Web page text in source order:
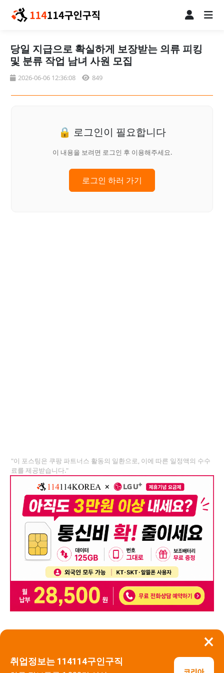
×
취업정보는 114114구인구직
당일 지급으로 확실하게 보장받는 의류 피킹
및 분류 작업 남녀 사원 모집
2026-06-06 12:36:08 849
🔒 로그인이 필요합니다
이 내용을 보려면 로그인 후 이용해주세요.
로그인 하러 가기
"이 포스팅은 쿠팡 파트너스 활동의 일환으로, 이에 따른 일정액의 수수
료를 제공받습니다."